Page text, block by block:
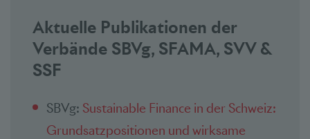
Aktuelle Publikationen der
Verbände SBVg, SFAMA, SVV &
SSF
SBVg: Sustainable Finance in der Schweiz:
Grundsatzpositionen und wirksame